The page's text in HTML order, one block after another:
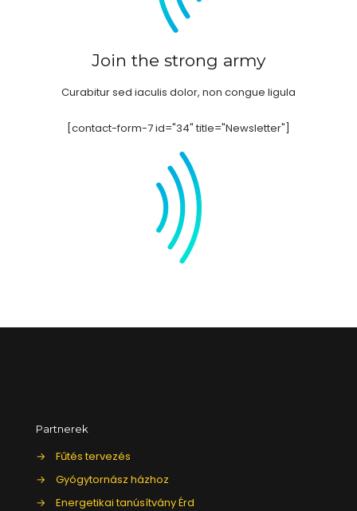
Join the strong army
Curabitur sed iaculis dolor, non congue ligula
[contact-form-7 id="34" title="Newsletter"]
Partnerek
→
Fűtés tervezés
→
Gyógytornász házhoz
→
Energetikai tanúsítvány Érd